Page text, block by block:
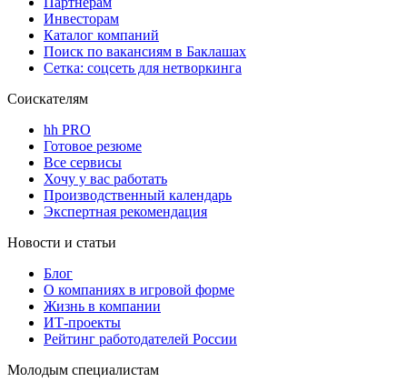
Инвесторам
Каталог компаний
Поиск по вакансиям в Баклашах
Сетка: соцсеть для нетворкинга
Соискателям
hh PRO
Готовое резюме
Все сервисы
Хочу у вас работать
Производственный календарь
Экспертная рекомендация
Новости и статьи
Блог
О компаниях в игровой форме
Жизнь в компании
ИТ-проекты
Рейтинг работодателей России
Молодым специалистам